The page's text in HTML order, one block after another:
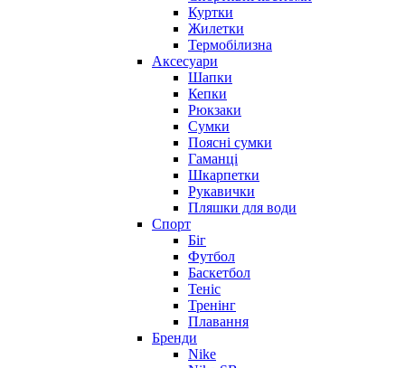
Куртки
Жилетки
Термобілизна
Аксесуари
Шапки
Кепки
Рюкзаки
Сумки
Поясні сумки
Гаманці
Шкарпетки
Рукавички
Пляшки для води
Спорт
Біг
Футбол
Баскетбол
Теніс
Тренінг
Плавання
Бренди
Nike